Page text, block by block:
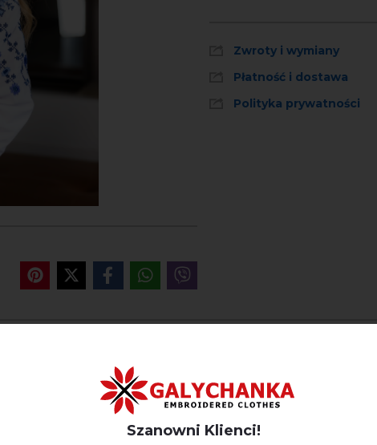
Zwroty i wymiany
Płatność i dostawa
Polityka prywatności
OPINIE O SIANA (BIAŁY Z
Немає відгуків про цей товар.
Szanowni Klienci!